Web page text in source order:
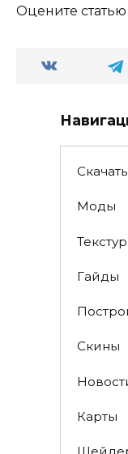
Оцените статью
Моды
Гайды
Скины
Карты